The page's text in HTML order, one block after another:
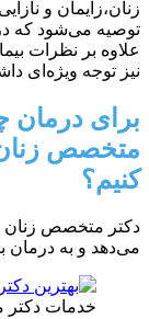
زنان،زایمان و
توصیه می‌شود که
علاوه بر نظرات
نیز توجه ویژه‌ای
برای درمان
متخصص زنان
کنیم؟
دکتر متخصص زنان
می‌دهد و به درمان
خدمات دکتر